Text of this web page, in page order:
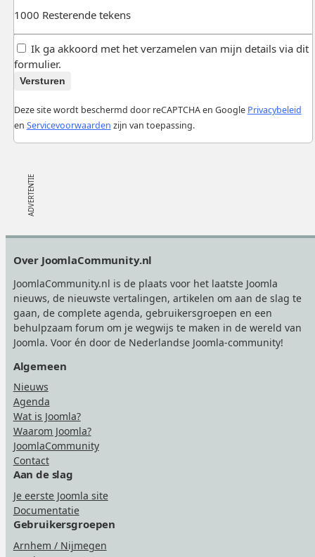
1000 Resterende tekens
Ik ga akkoord met het verzamelen van mijn details via dit
formulier.
Versturen
Deze site wordt beschermd door reCAPTCHA en Google Privacybeleid
en Servicevoorwaarden zijn van toepassing.
Over JoomlaCommunity.nl
JoomlaCommunity.nl is de plaats voor het laatste Joomla
nieuws, de nieuwste vertalingen, artikelen om aan de slag te
gaan, de complete agenda, gebruikersgroepen en een
behulpzaam forum om je wegwijs te maken in de wereld van
Joomla. Voor én door de Nederlandse Joomla-community!
Algemeen
Nieuws
Agenda
Wat is Joomla?
Waarom Joomla?
JoomlaCommunity
Contact
Aan de slag
Je eerste Joomla site
Documentatie
Gebruikersgroepen
Arnhem / Nijmegen